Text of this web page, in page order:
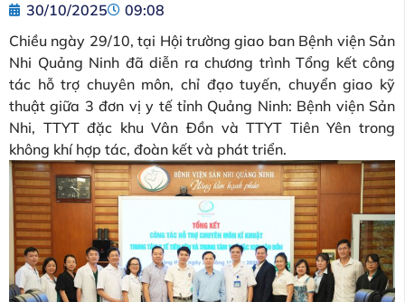
30/10/2025
09:08
Chiều ngày 29/10, tại Hội trường giao ban Bệnh viện Sản
Nhi Quảng Ninh đã diễn ra chương trình Tổng kết công
tác hỗ trợ chuyên môn, chỉ đạo tuyến, chuyển giao kỹ
thuật giữa 3 đơn vị y tế tỉnh Quảng Ninh: Bệnh viện Sản
Nhi, TTYT đặc khu Vân Đồn và TTYT Tiên Yên trong
không khí hợp tác, đoàn kết và phát triển.